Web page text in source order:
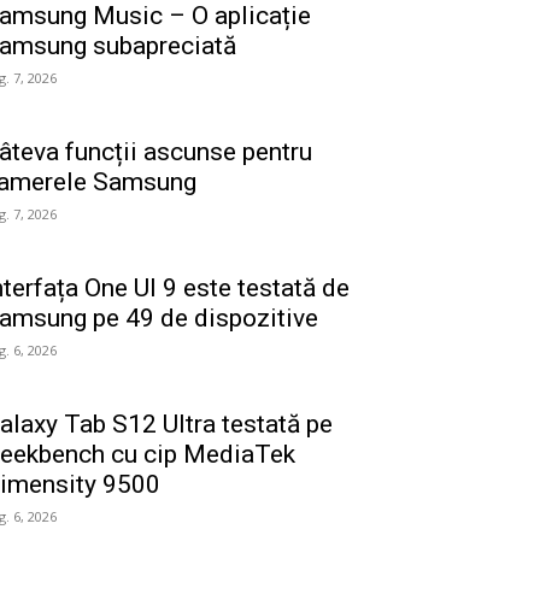
Music – O aplicație
subapreciată
7, 2026
funcții ascunse pentru
Samsung
7, 2026
One UI 9 este testată de
pe 49 de dispozitive
6, 2026
Tab S12 Ultra testată pe
cu cip MediaTek
9500
6, 2026